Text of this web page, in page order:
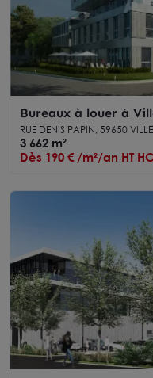
Bureaux à louer à
BREEAM et accès
RUE DENIS PAPIN, 59650
3 662 m²
Dès 190 € /m²/an HT HC